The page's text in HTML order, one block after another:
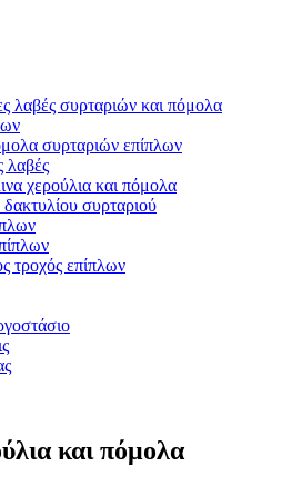
λαβές συρταριών και πόμολα
συρταριών επίπλων
λαβές
χερούλια και πόμολα
συρταριού
τροχός επίπλων
και πόμολα